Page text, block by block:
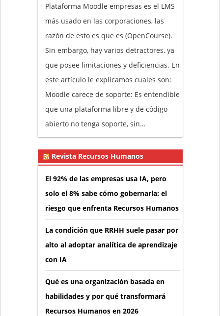
Plataforma Moodle empresas es el LMS
más usado en las corporaciones, las
razón de esto es que es (OpenCourse).
Sin embargo, hay varios detractores, ya
que posee limitaciones y deficiencias. En
este artículo le explicamos cuales son:
Moodle carece de soporte: Es entendible
que una plataforma libre y de código
abierto no tenga soporte, sin…
Revista Recursos Humanos
El 92% de las empresas usa IA, pero
solo el 8% sabe cómo gobernarla: el
riesgo que enfrenta Recursos Humanos
La condición que RRHH suele pasar por
alto al adoptar analítica de aprendizaje
con IA
Qué es una organización basada en
habilidades y por qué transformará
Recursos Humanos en 2026